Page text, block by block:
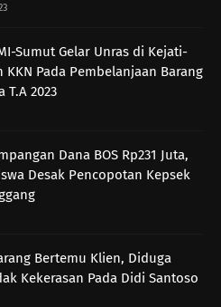
Sumut Gelar Unras di Kejati-
KKN Pada Pembelanjaan Barang
T.A 2023
Dana BOS Rp231 Juta,
Desak Pencopotan Kepsek
Bertemu Klien, Diduga
Kekerasan Pada Didi Santoso